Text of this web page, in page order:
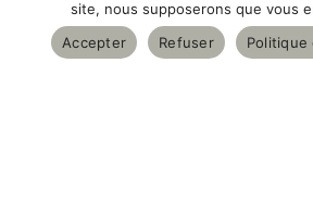
site, nous supposerons que vous
Accepter
Refuser